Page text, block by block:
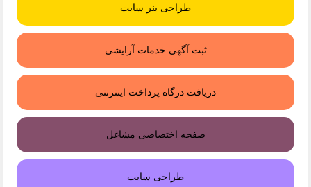
طراحی بنر سایت
ثبت آگهی خدمات آرایشی
دریافت درگاه پرداخت اینترنتی
صفحه اختصاصی مشاغل
طراحی سایت